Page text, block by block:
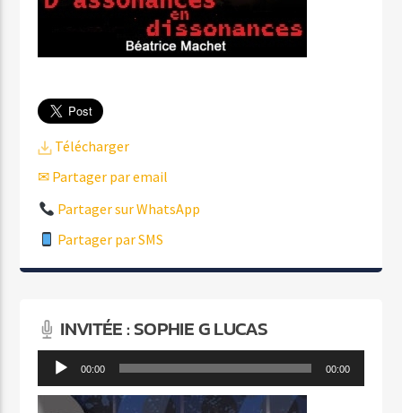
Télécharger
✉ Partager par email
Partager sur WhatsApp
Partager par SMS
INVITÉE : SOPHIE G LUCAS
Lecteur 00:00 00:00